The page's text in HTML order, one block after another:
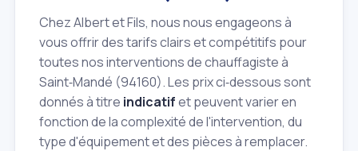
Chez Albert et Fils, nous nous engageons à
vous offrir des tarifs clairs et compétitifs pour
toutes nos interventions de chauffagiste à
Saint‑Mandé (94160). Les prix ci‑dessous sont
donnés à titre indicatifet peuvent varier en
fonction de la complexité de l'intervention, du
type d'équipement et des pièces à remplacer.